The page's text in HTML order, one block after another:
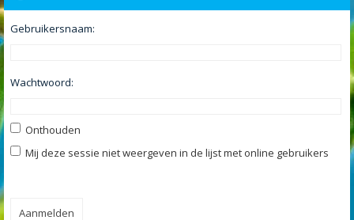
Gebruikersnaam:
Wachtwoord:
Onthouden
Mij deze sessie niet weergeven in de lijst met online gebruikers